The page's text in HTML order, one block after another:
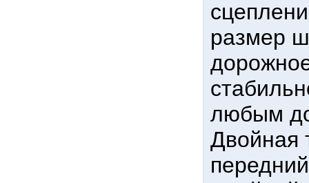
размер
любым
Двойная